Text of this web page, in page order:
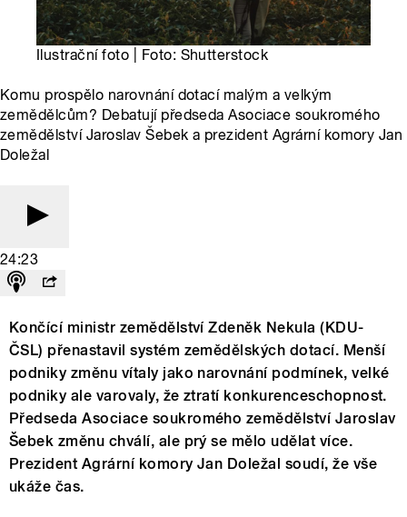
Ilustrační foto | Foto: Shutterstock
Komu prospělo narovnání dotací malým a velkým
zemědělcům? Debatují předseda Asociace soukromého
zemědělství Jaroslav Šebek a prezident Agrární komory Jan
Doležal
24:23
Končící ministr zemědělství Zdeněk Nekula (KDU-
ČSL) přenastavil systém zemědělských dotací. Menší
podniky změnu vítaly jako narovnání podmínek, velké
podniky ale varovaly, že ztratí konkurenceschopnost.
Předseda Asociace soukromého zemědělství Jaroslav
Šebek změnu chválí, ale prý se mělo udělat více.
Prezident Agrární komory Jan Doležal soudí, že vše
ukáže čas.